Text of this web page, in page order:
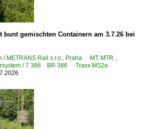
(Elbe)
bunt gemischten Containern am 3.7.26 bei
METRANS Rail s.r.o., Praha ·MT·MTR·,
/ 7 386 BR 386 ·Traxx MS2e·